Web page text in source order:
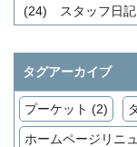
スタッフ日記
(24)
タグアーカイブ
プーケット (2)
ホームページリニ